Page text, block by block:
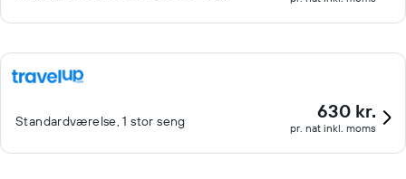
Standardværelse, 1 stor seng 630 kr.
pr. nat inkl. moms